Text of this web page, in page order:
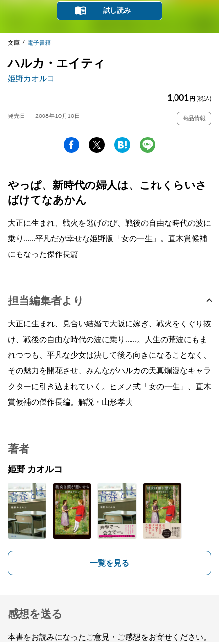
試し読み
文庫 電子書籍
ハルカ・エイティ
姫野カオルコ
1,001 円 (税込)
発売日 2008年10月10日 商品情報
やっぱ、新時代の婦人は、これくらいさ
ばけてなあかん
大正に生まれ、戦火を逃げのび、戦後の自由な時代の波に
乗り……平凡だが幸せな姫野版「女の一生」。直木賞候補
にもなった傑作長篇
担当編集者より
大正に生まれ、見合い結婚で大阪に嫁ぎ、戦火をくぐり抜
け、戦後の自由な時代の波に乗り……。人生の荒波にもま
れつつも、平凡な少女は決して後ろ向きになることなく、
その魅力を開花させ、みんながハルカの天真爛漫なキャラ
クターに引き込まれていく。ヒメノ式「女の一生」、直木
賞候補の傑作長編。解説・山形孝夫
著者
姫野 カオルコ
一覧を見る
感想を送る
本書をお読みになったご意見・ご感想をお寄せください。